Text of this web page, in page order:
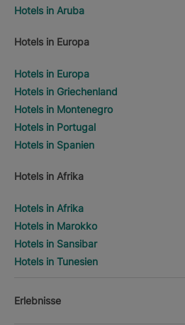
Hotels in Aruba
Hotels in Europa
Hotels in Europa
Hotels in Griechenland
Hotels in Montenegro
Hotels in Portugal
Hotels in Spanien
Hotels in Afrika
Hotels in Afrika
Hotels in Marokko
Hotels in Sansibar
Hotels in Tunesien
Erlebnisse